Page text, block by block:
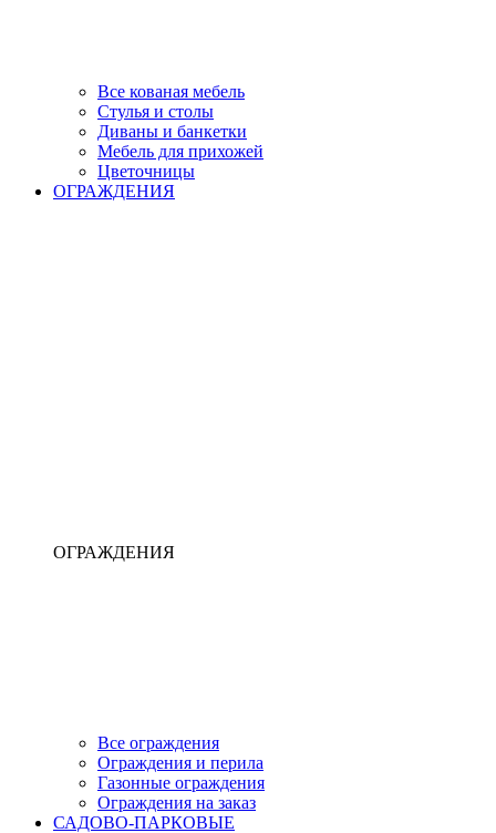
Все кованая мебель
Стулья и столы
Диваны и банкетки
Мебель для прихожей
Цветочницы
ОГРАЖДЕНИЯ
ОГРАЖДЕНИЯ
Все ограждения
Ограждения и перила
Газонные ограждения
Ограждения на заказ
САДОВО-ПАРКОВЫЕ